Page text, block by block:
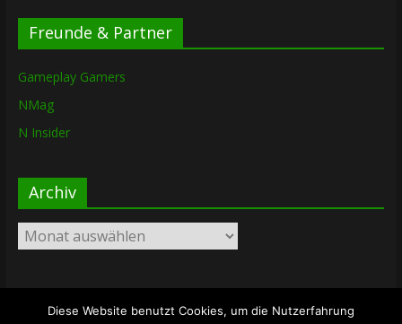
Freunde & Partner
Gameplay Gamers
NMag
N Insider
Archiv
Archiv
Diese Website benutzt Cookies, um die Nutzerfahrung